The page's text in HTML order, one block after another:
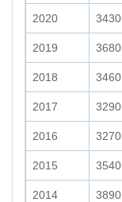
2020 3430
2019 3680
2018 3460
2017 3290
2016 3270
2015 3540
2014 3890